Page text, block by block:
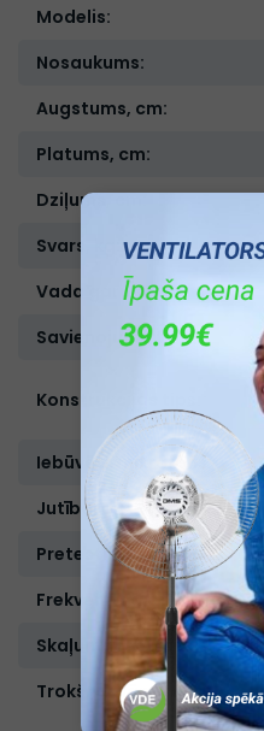
Modelis:
Nosaukums:
Augstums, cm:
Platums, cm:
Dziļums, cm:
Svars, kg:
Vada garums, m:
Savienojuma tips:
Konstrukcijas tips:
Iebūvēts mikrafons:
Jutība, dB:
Pretestība, Ω:
Frekvenču diapozons, Hz:
Skaļuma regulētājs:
Trokšņa slāpēšana: